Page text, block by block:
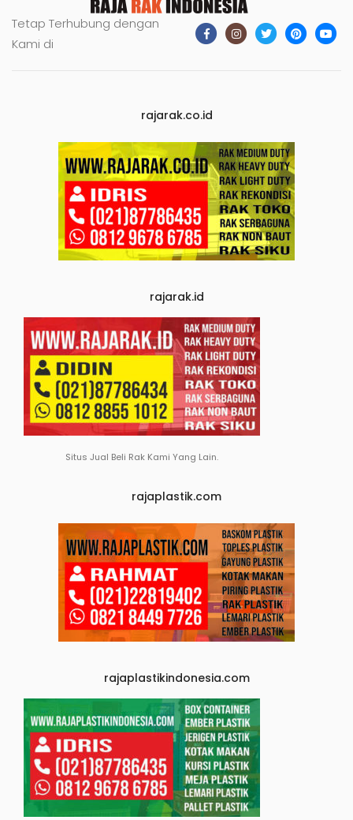
Tetap Terhubung dengan
Kami di
rajarak.co.id
rajarak.id
Situs Jual Beli Rak Kami Yang Lain.
rajaplastik.com
rajaplastikindonesia.com